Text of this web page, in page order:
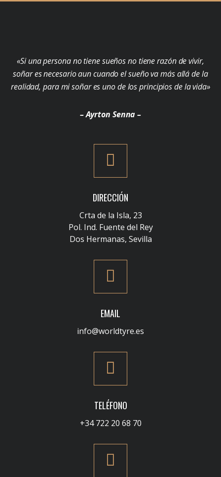
«Si una persona no tiene sueños no tiene razón de vivir,
soñar es necesario aun cuando el sueño va más allá de la
realidad, para mi soñar es uno de los principios de la vida»
– Ayrton Senna –
DIRECCIÓN
Crta de la Isla, 23
Pol. Ind. Fuente del Rey
Dos Hermanas, Sevilla
EMAIL
info@worldtyre.es
TELÉFONO
+34 722 20 68 70